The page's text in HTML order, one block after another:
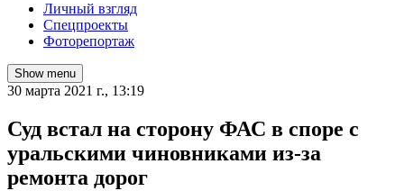
Личный взгляд
Спецпроекты
Фоторепортаж
Show menu
30 марта 2021 г., 13:19
​Суд встал на сторону ФАС в споре с
уральскими чиновниками из-за
ремонта дорог